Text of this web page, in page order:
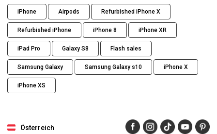
iPhone Airpods Refurbished iPhone X
Refurbished iPhone iPhone 8 iPhone XR
iPad Pro Galaxy S8 Flash sales
Samsung Galaxy Samsung Galaxy s10 iPhone X
iPhone XS
Österreich